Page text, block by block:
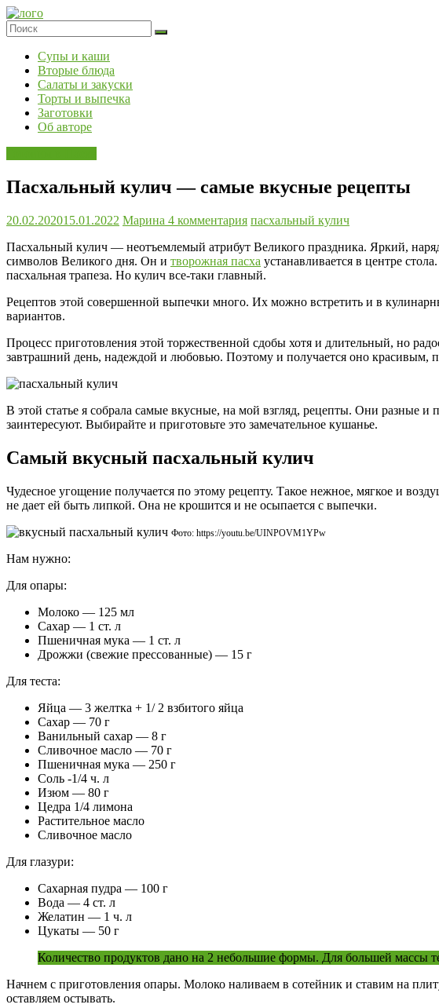
Skip
to
content
Супы и каши
Вторые блюда
Салаты и закуски
Торты и выпечка
Заготовки
Об авторе
Пасхальный кулич — самые вкусные рецепты
20.02.202015.01.2022 Марина 4 комментария пасхальный кулич
Пасхальный кулич — неотъемлемый атрибут Великого праздника. Яркий,
символов Великого дня. Он и творожная пасха устанавливается в центре
пасхальная трапеза. Но кулич все-таки главный.
Рецептов этой совершенной выпечки много. Их можно встретить и в
вариантов.
Процесс приготовления этой торжественной сдобы хотя и длительный, но
завтрашний день, надеждой и любовью. Поэтому и получается оно
В этой статье я собрала самые вкусные, на мой взгляд, рецепты. Они разные
заинтересуют. Выбирайте и приготовьте это замечательное кушанье.
Самый вкусный пасхальный кулич
Чудесное угощение получается по этому рецепту. Такое нежное, мягкое и
не дает ей быть липкой. Она не крошится и не осыпается с выпечки.
Фото: https://youtu.be/UINPOVM1YPw
Нам нужно:
Для опары:
Молоко — 125 мл
Сахар — 1 ст. л
Пшеничная мука — 1 ст. л
Дрожжи (свежие прессованные) — 15 г
Для теста:
Яйца — 3 желтка + 1/ 2 взбитого яйца
Сахар — 70 г
Ванильный сахар — 8 г
Сливочное масло — 70 г
Пшеничная мука — 250 г
Соль -1/4 ч. л
Изюм — 80 г
Цедра 1/4 лимона
Растительное масло
Сливочное масло
Для глазури:
Сахарная пудра — 100 г
Вода — 4 ст. л
Желатин — 1 ч. л
Цукаты — 50 г
Количество продуктов дано на 2 небольшие формы. Для большей массы
Начнем с приготовления опары. Молоко наливаем в сотейник и ставим на
оставляем остывать.